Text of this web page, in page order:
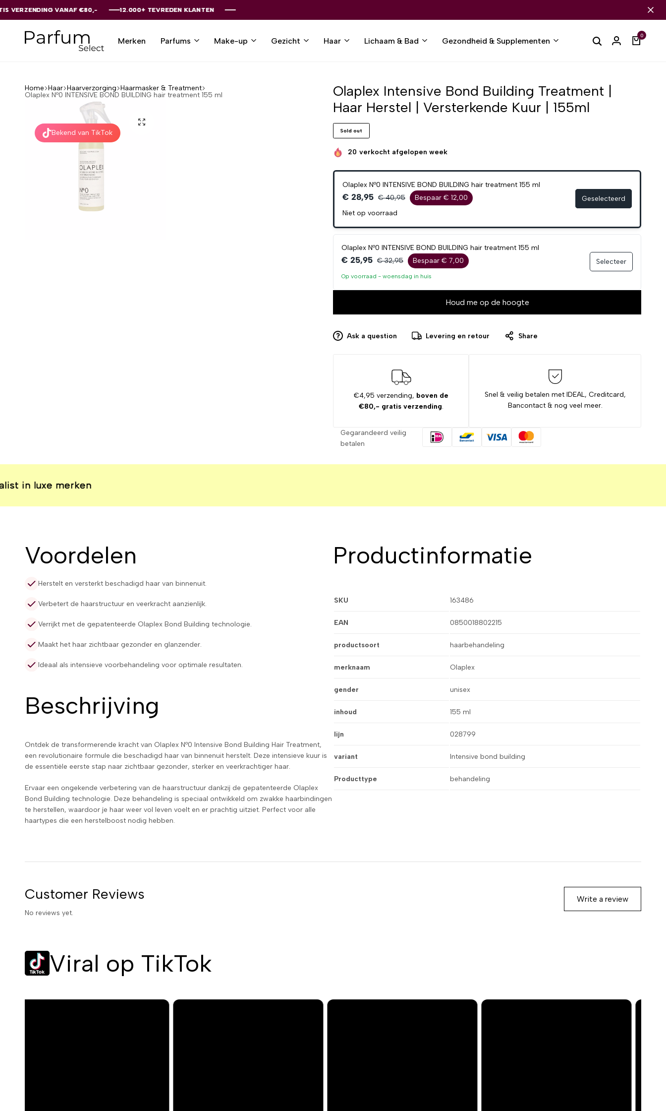
VANAF €80,- 12.000+ TEVREDEN KLANTEN
VANAF €80,- 12.000+ TEVREDEN KLANTEN
VANAF €80,- 12.000+ TEVREDEN KLANTEN
VANAF €80,- 12.000+ TEVREDEN KLANTEN
VANAF €80,- 12.000+ TEVREDEN KLANTEN
Merken Parfums Make-up Gezicht Haar Lichaam & Bad Gezondheid & Supplementen
0
Home Haar Haarverzorging Haarmasker & Treatment
Olaplex Nº0 INTENSIVE BOND BUILDING hair treatment 155 ml
Bekend van TikTok
Olaplex Intensive Bond Building Treatment |
Haar Herstel | Versterkende Kuur | 155ml
Sold out
20 verkocht afgelopen week
Olaplex Nº0 INTENSIVE BOND BUILDING hair treatment 155 ml
€ 28,95 € 40,95
Bespaar € 12,00
Niet op voorraad
Geselecteerd
Olaplex Nº0 INTENSIVE BOND BUILDING hair treatment 155 ml
€ 25,95 € 32,95 Bespaar € 7,00
Op voorraad - woensdag in huis
Selecteer
Houd me op de hoogte
Ask a question Levering en retour Share
€4,95 verzending, boven de
€80,- gratis verzending.
Snel & veilig betalen met IDEAL, Creditcard,
Bancontact & nog veel meer.
Gegarandeerd veilig
betalen
merken
merken
merken
merken
Voordelen
Herstelt en versterkt beschadigd haar van binnenuit.
Verbetert de haarstructuur en veerkracht aanzienlijk.
Verrijkt met de gepatenteerde Olaplex Bond Building technologie.
Maakt het haar zichtbaar gezonder en glanzender.
Ideaal als intensieve voorbehandeling voor optimale resultaten.
Beschrijving
Ontdek de transformerende kracht van Olaplex Nº0 Intensive Bond Building Hair Treatment,
een revolutionaire formule die beschadigd haar van binnenuit herstelt. Deze intensieve kuur is
de essentiële eerste stap naar zichtbaar gezonder, sterker en veerkrachtiger haar.
Ervaar een ongekende verbetering van de haarstructuur dankzij de gepatenteerde Olaplex
Bond Building technologie. Deze behandeling is speciaal ontwikkeld om zwakke haarbindingen
te herstellen, waardoor je haar weer vol leven voelt en er prachtig uitziet. Perfect voor alle
haartypes die een herstelboost nodig hebben.
Productinformatie
SKU 163486
EAN 0850018802215
productsoort haarbehandeling
merknaam Olaplex
gender unisex
inhoud 155 ml
lijn 028799
variant Intensive bond building
Producttype behandeling
Customer Reviews
No reviews yet.
Write a review
Viral op TikTok